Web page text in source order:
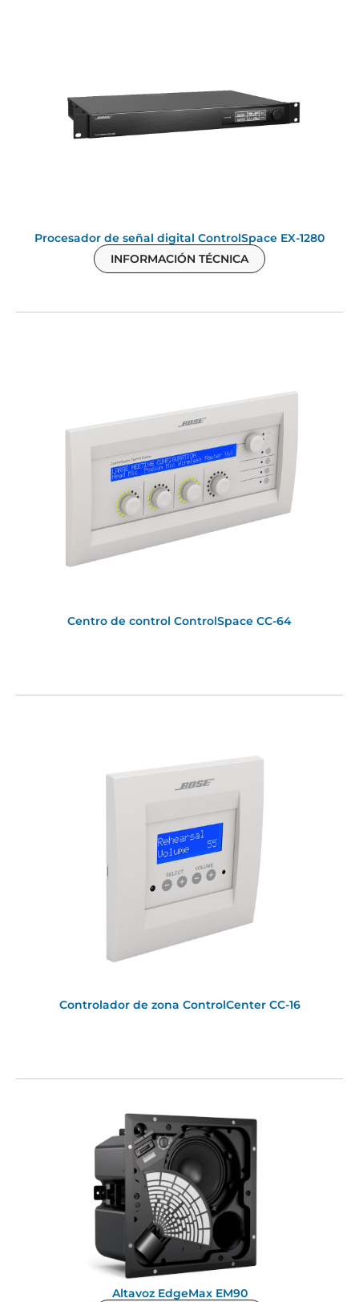
Procesador de señal digital ControlSpace EX-1280
INFORMACIÓN TÉCNICA
Centro de control ControlSpace CC-64
Controlador de zona ControlCenter CC-16
Altavoz EdgeMax EM90